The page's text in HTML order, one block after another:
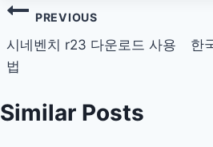
글
탐
색
PREVIOUS
시네벤치 r23 다운로드 사용
법
한
Similar Posts